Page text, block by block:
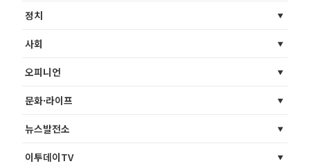
정치
사회
오피니언
문화·라이프
뉴스발전소
이투데이TV